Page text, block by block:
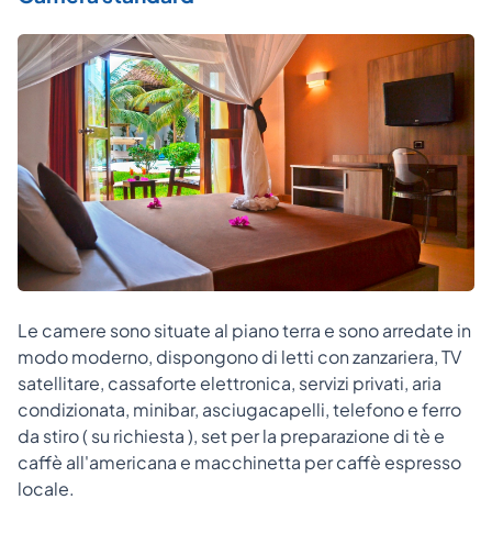
Le camere sono situate al piano terra e sono arredate in
modo moderno, dispongono di letti con zanzariera, TV
satellitare, cassaforte elettronica, servizi privati, aria
condizionata, minibar, asciugacapelli, telefono e ferro
da stiro ( su richiesta ), set per la preparazione di tè e
caffè all'americana e macchinetta per caffè espresso
locale.